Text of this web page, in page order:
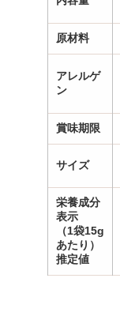
原材料
アレルゲ
ン
賞味期限
サイズ
栄養成分
表示
（1袋15g
あたり）
推定値